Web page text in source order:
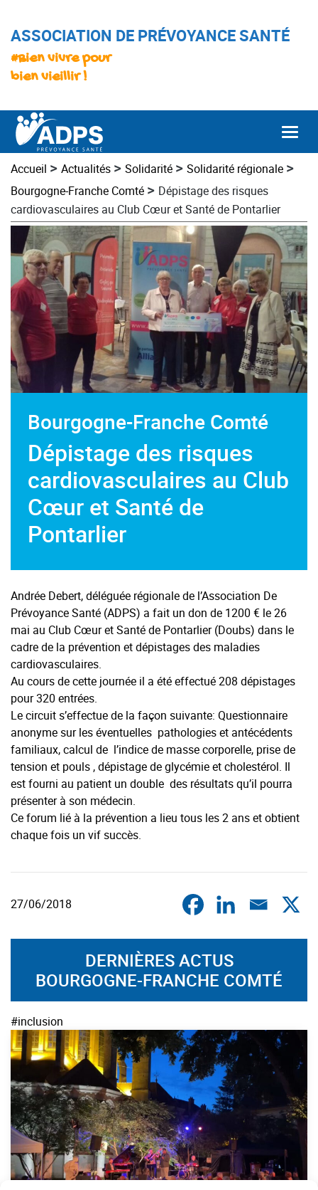
ASSOCIATION DE PRÉVOYANCE SANTÉ
#Bien vivre pour
bien vieillir !
Accueil > Actualités > Solidarité > Solidarité régionale >
Bourgogne-Franche Comté > Dépistage des risques
cardiovasculaires au Club Cœur et Santé de Pontarlier
Bourgogne-Franche Comté
Dépistage des risques
cardiovasculaires au Club
Cœur et Santé de
Pontarlier
Andrée Debert, déléguée régionale de l’Association De
Prévoyance Santé (ADPS) a fait un don de 1200 € le 26
mai au Club Cœur et Santé de Pontarlier (Doubs) dans le
cadre de la prévention et dépistages des maladies
cardiovasculaires.
Au cours de cette journée il a été effectué 208 dépistages
pour 320 entrées.
Le circuit s’effectue de la façon suivante: Questionnaire
anonyme sur les éventuelles pathologies et antécédents
familiaux, calcul de l’indice de masse corporelle, prise de
tension et pouls , dépistage de glycémie et cholestérol. Il
est fourni au patient un double des résultats qu’il pourra
présenter à son médecin.
Ce forum lié à la prévention a lieu tous les 2 ans et obtient
chaque fois un vif succès.
27/06/2018
DERNIÈRES ACTUS
BOURGOGNE-FRANCHE COMTÉ
#inclusion